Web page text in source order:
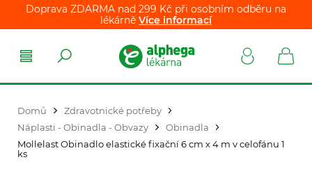
Doprava ZDARMA nad 299 Kč při osobním odběru na
lékárně Více informací
Domů
Zdravotnické potřeby
Náplasti - Obinadla - Obvazy
Obinadla
Mollelast Obinadlo elastické fixační 6 cm x 4 m v celofánu 1
ks